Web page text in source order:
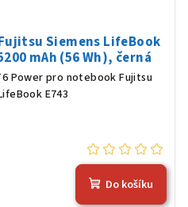
Siemens LifeBook
mAh (56 Wh), černá
Power pro notebook Fujitsu
E743
Do košíku